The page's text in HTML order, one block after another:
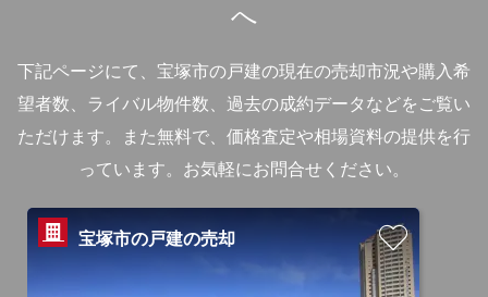
へ
下記ページにて、宝塚市の戸建の現在の売却市況や購入希
望者数、ライバル物件数、過去の成約データなどをご覧い
ただけます。
また無料で、価格査定や相場資料の提供を行
っています。お気軽にお問合せください。
宝塚市の戸建の売却